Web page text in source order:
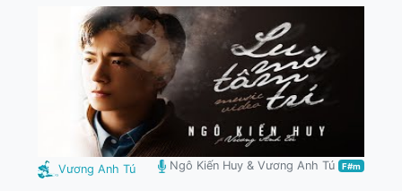
Vương Anh Tú Ngô Kiến Huy & Vương Anh Tú F#m